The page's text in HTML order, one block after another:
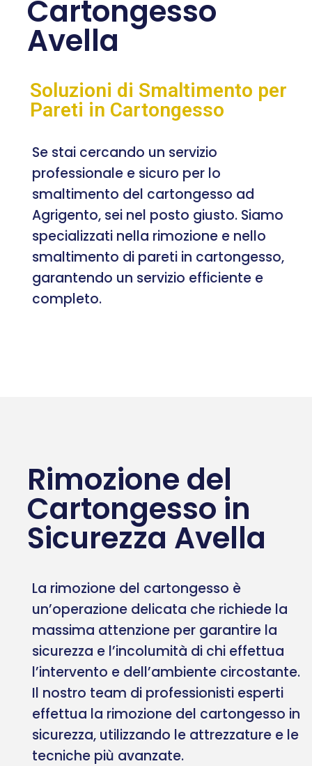
Cartongesso
Avella
Soluzioni di Smaltimento per
Pareti in Cartongesso
Se stai cercando un servizio
professionale e sicuro per lo
smaltimento del cartongesso ad
Agrigento, sei nel posto giusto. Siamo
specializzati nella rimozione e nello
smaltimento di pareti in cartongesso,
garantendo un servizio efficiente e
completo.
Rimozione del
Cartongesso in
Sicurezza Avella
La rimozione del cartongesso è
un’operazione delicata che richiede la
massima attenzione per garantire la
sicurezza e l’incolumità di chi effettua
l’intervento e dell’ambiente circostante.
Il nostro team di professionisti esperti
effettua la rimozione del cartongesso in
sicurezza, utilizzando le attrezzature e le
tecniche più avanzate.